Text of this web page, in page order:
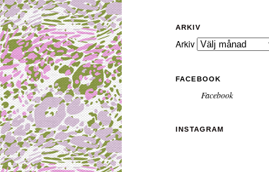
ARKIV
Arkiv
FACEBOOK
Facebook
INSTAGRAM